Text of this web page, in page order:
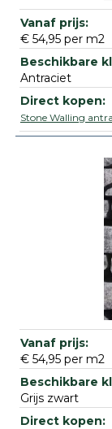
€ 54,95 per m2
Antraciet
Stone Walling
€ 54,95 per m2
Grijs zwart